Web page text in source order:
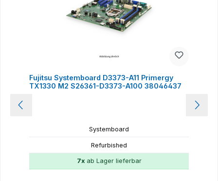
Fujitsu Systemboard D3373-A11 Primergy
TX1330 M2 S26361-D3373-A100 38046437
Systemboard
Refurbished
7xab Lager lieferbar